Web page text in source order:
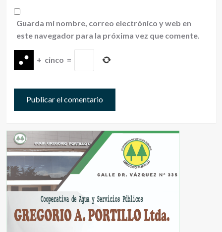
Guarda mi nombre, correo electrónico y web en
este navegador para la próxima vez que comente.
+ cinco =